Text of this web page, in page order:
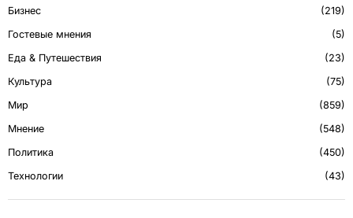
Бизнес
219
Гостевые мнения
5
Еда & Путешествия
23
Культура
75
Мир
859
Мнение
548
Политика
450
Технологии
43